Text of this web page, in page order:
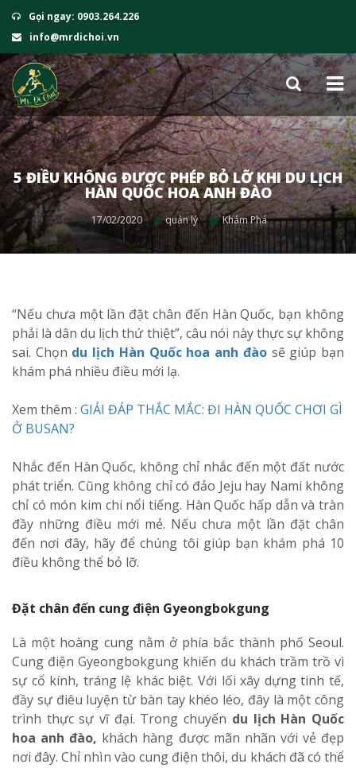
Gọi ngay: 0903.264.226
info@mrdichoi.vn
5 ĐIỀU KHÔNG ĐƯỢC PHÉP BỎ LỠ KHI DU LỊCH
HÀN QUỐC HOA ANH ĐÀO
17/02/2020 quản lý Khám Phá
“Nếu chưa một lần đặt chân đến Hàn Quốc, bạn không
phải là dân du lịch thứ thiệt”, câu nói này thực sự không
sai. Chọn du lịch Hàn Quốc hoa anh đào sẽ giúp bạn
khám phá nhiều điều mới lạ.
Xem thêm : GIẢI ĐÁP THẮC MẮC: ĐI HÀN QUỐC CHƠI GÌ
Ở BUSAN?
Nhắc đến Hàn Quốc, không chỉ nhắc đến một đất nước
phát triển. Cũng không chỉ có đảo Jeju hay Nami không
chỉ có món kim chi nổi tiếng. Hàn Quốc hấp dẫn và tràn
đầy những điều mới mẻ. Nếu chưa một lần đặt chân
đến nơi đây, hãy để chúng tôi giúp bạn khám phá 10
điều không thể bỏ lỡ.
Đặt chân đến cung điện Gyeongbokgung
Là một hoàng cung nằm ở phía bắc thành phố Seoul.
Cung điện Gyeongbokgung khiến du khách trầm trồ vì
sự cổ kính, tráng lệ khác biệt. Với lối xây dựng tinh tế,
đầy sự điêu luyện từ bàn tay khéo léo, đây là một công
trình thực sự vĩ đại. Trong chuyến du lịch Hàn Quốc
hoa anh đào, khách hàng được mãn nhãn với vẻ đẹp
nơi đây. Chỉ nhìn vào cung điện thôi, du khách đã có thể